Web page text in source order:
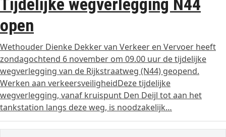
Tijdelijke wegverlegging N44
open
Wethouder Dienke Dekker van Verkeer en Vervoer heeft
zondagochtend 6 november om 09.00 uur de tijdelijke
wegverlegging van de Rijkstraatweg (N44) geopend.
Werken aan verkeersveiligheidDeze tijdelijke
wegverlegging, vanaf kruispunt Den Deijl tot aan het
tankstation langs deze weg, is noodzakelijk…